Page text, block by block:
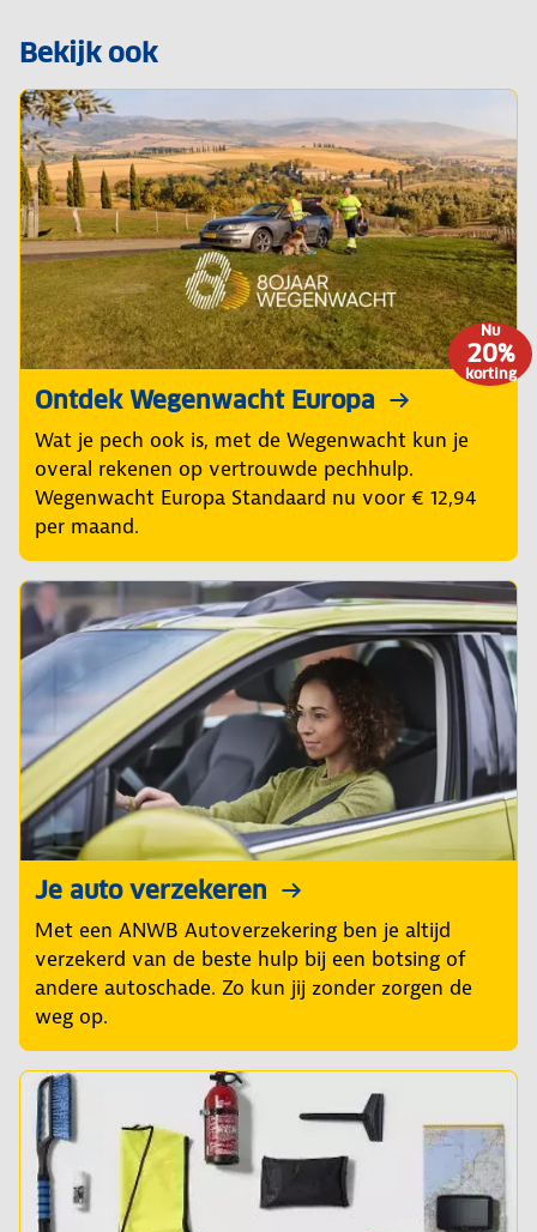
Bekijk ook
Nu
20%
korting
Ontdek Wegenwacht Europa
Wat je pech ook is, met de Wegenwacht kun je
overal rekenen op vertrouwde pechhulp.
Wegenwacht Europa Standaard nu voor € 12,94
per maand.
Je auto verzekeren
Met een ANWB Autoverzekering ben je altijd
verzekerd van de beste hulp bij een botsing of
andere autoschade. Zo kun jij zonder zorgen de
weg op.